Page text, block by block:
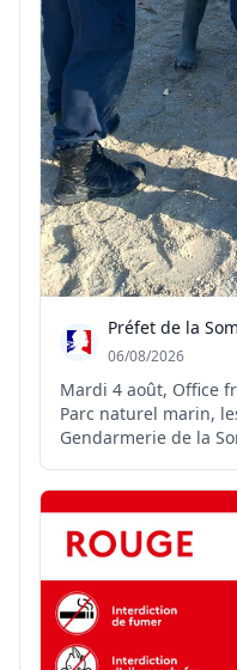
Préfet de la
06/08/2026
Mardi 4 août, Office
Parc naturel marin,
Gendarmerie de la
samariennes. Plusieurs infractions ont été relevées.
Cette opération vise
res...